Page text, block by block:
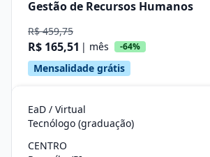
Gestão de Recursos Humanos
R$ 459,75
R$ 165,51 | mês -64%
Mensalidade grátis
EaD / Virtual
Tecnólogo (graduação)
CENTRO